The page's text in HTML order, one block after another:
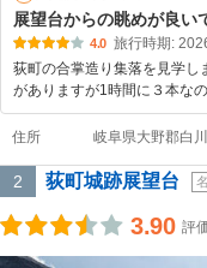
展望台からの眺めが良い
4.0 旅行時期:
荻町の合掌造り集落を見学し
がありますが1時間に３本な
住所 岐阜県大野郡白
2 荻町城跡展望台
3.90 評